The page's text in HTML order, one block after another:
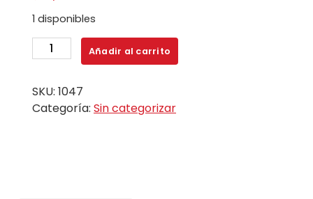
1 disponibles
CARGADOR
DE
CABEZA
FAST
Añadir al carrito
SKU: 1047
Categoría: Sin categorizar